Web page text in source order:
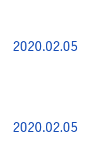
2020.02.05
2020.02.05